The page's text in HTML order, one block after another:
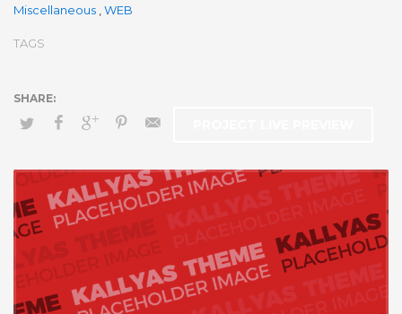
Miscellaneous WEB
TAGS